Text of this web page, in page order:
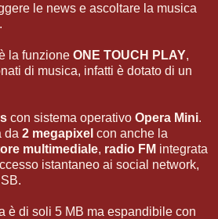
le news e ascoltare la musica
la funzione ONE TOUCH PLAY,
di musica, infatti è dotato di un
con sistema operativo Opera Mini.
da 2 megapixel con anche la
multimediale, radio FM integrata
istantaneo ai social network,
è di soli 5 MB ma espandibile con